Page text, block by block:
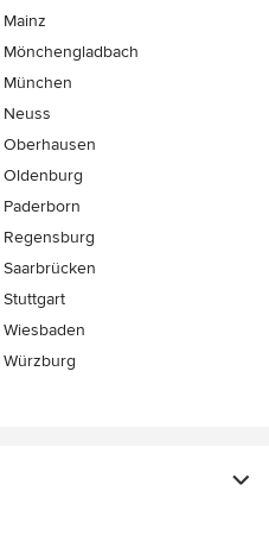
Mainz
Mönchen­gladbach
München
Neuss
Oberhausen
Oldenburg
Paderborn
Regensburg
Saarbrücken
Stuttgart
Wiesbaden
Würzburg